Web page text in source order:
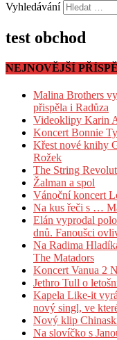
Vyhledávání
test obchod
NEJNOVĚJŠÍ
Malina Brothers
přispěla i Radůza
Videoklipy Karin
Koncert Bonnie
Křest nové knihy
Rožek
The String
Žalman a spol
Vánoční koncert
Na kus řeči s …
Elán vyprodal
dnů. Fanoušci
Na Radima
The Matadors
Koncert Vanua 2
Jethro Tull o
Kapela Like-it
nový singl, ve
Nový klip
Na slovíčko s